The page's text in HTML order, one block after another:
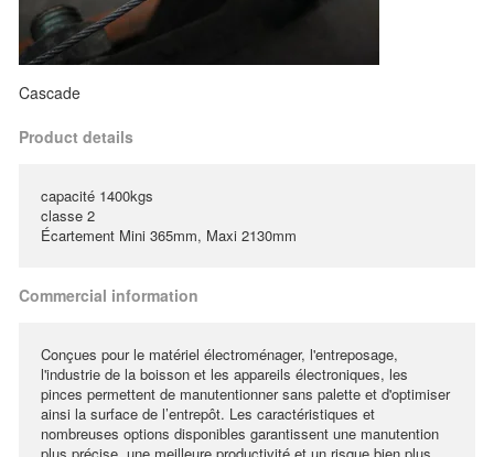
Cascade
Product details
capacité 1400kgs
classe 2
Écartement Mini 365mm, Maxi 2130mm
Commercial information
Conçues pour le matériel électroménager, l'entreposage,
l'industrie de la boisson et les appareils électroniques, les
pinces permettent de manutentionner sans palette et d'optimiser
ainsi la surface de l’entrepôt. Les caractéristiques et
nombreuses options disponibles garantissent une manutention